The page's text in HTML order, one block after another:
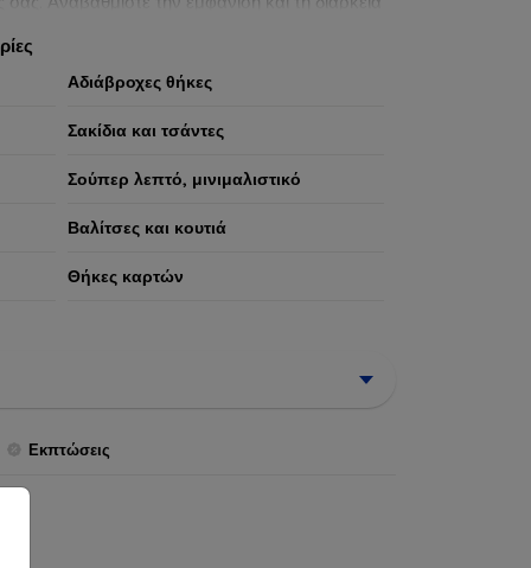
Αδιάβροχες θήκες
Σακίδια και τσάντες
Σούπερ λεπτό, μινιμαλιστικό
Βαλίτσες και κουτιά
Θήκες καρτών
Εκπτώσεις